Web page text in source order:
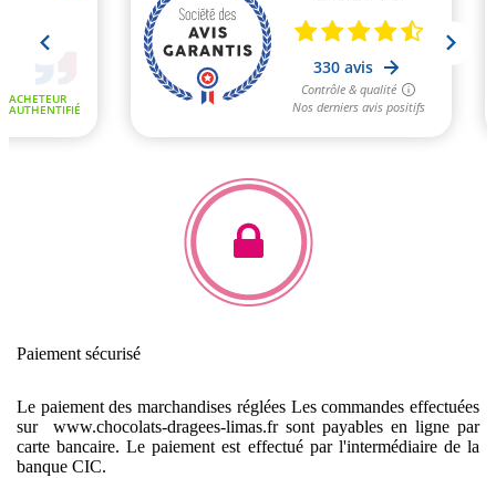
Paiement sécurisé
Le paiement des marchandises réglées Les commandes effectuées
sur www.chocolats-dragees-limas.fr sont payables en ligne par
carte bancaire. Le paiement est effectué par l'intermédiaire de la
banque CIC.